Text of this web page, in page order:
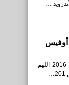
…
أوفيس
تحميل تعريب مايكروسوفت أوفيس 2010 و 2013 و 2016 اللهم